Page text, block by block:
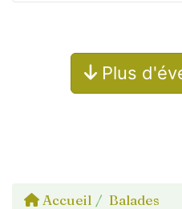
Plus
Accueil
Balades